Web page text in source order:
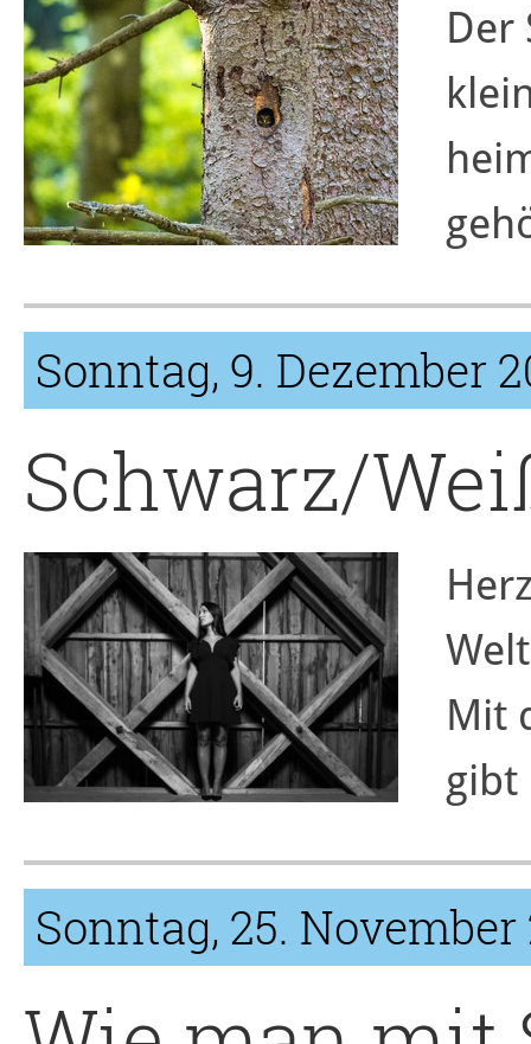
Der
Sonntag, 9. Dezember
Schwarz/
Mit
gibt
Sonntag, 25. November